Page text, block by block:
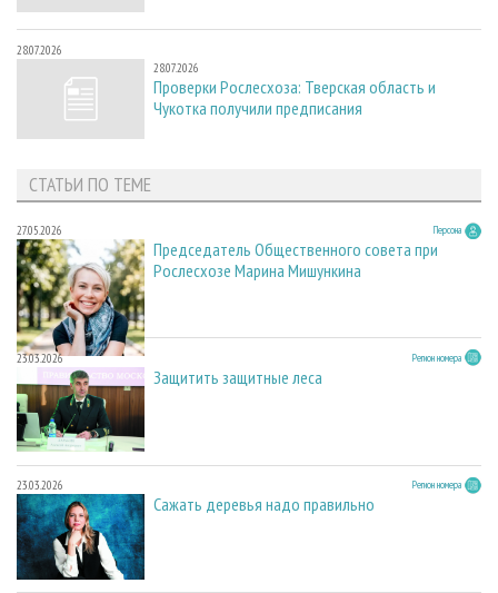
28.07.2026
28.07.2026
Проверки Рослесхоза: Тверская область и
Чукотка получили предписания
СТАТЬИ ПО ТЕМЕ
27.05.2026 Персона
Председатель Общественного совета при
Рослесхозе Марина Мишункина
23.03.2026 Регион номера
Защитить защитные леса
23.03.2026 Регион номера
Сажать деревья надо правильно